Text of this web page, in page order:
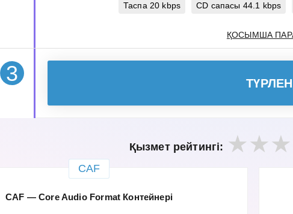
Таспа 20 kbps CD сапасы 44.1 kbps
ҚОСЫМША
3
Қызмет рейтингі:
CAF
CAF — Core Audio Format Контейнері